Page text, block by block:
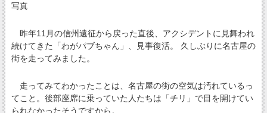
写真
昨年11月の信州遠征から戻った直後、アクシデントに見舞われ
続けてきた「わがパブちゃん」、見事復活。 久しぶりに名古屋の
街を走ってみました。
走ってみてわかったことは、名古屋の街の空気は汚れているっ
てこと。後部座席に乗っていた人たちは「チリ」で目を開けてい
られなかったそうですから。